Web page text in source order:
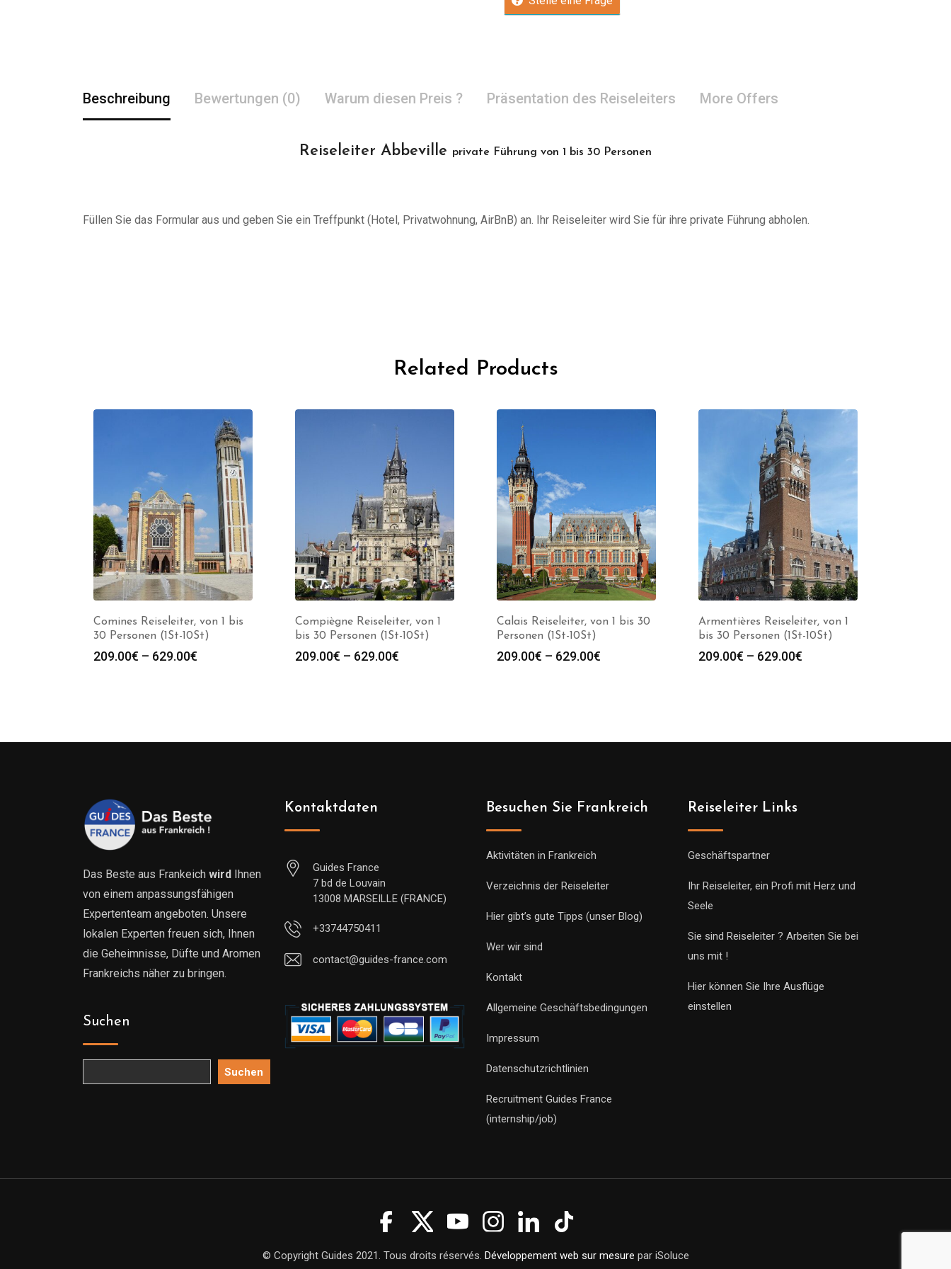
Beschreibung Bewertungen (0) Warum diesen Preis ? Präsentation des Reiseleiters More Offers
Reiseleiter Abbeville private Führung von 1 bis 30 Personen
Füllen Sie das Formular aus und geben Sie ein Treffpunkt (Hotel, Privatwohnung, AirBnB) an. Ihr Reiseleiter wird Sie für ihre private Führung abholen.
Related Products
Comines Reiseleiter, von 1 bis
30 Personen (1St-10St)
209.00€ – 629.00€
Compiègne Reiseleiter, von 1
bis 30 Personen (1St-10St)
209.00€ – 629.00€
Calais Reiseleiter, von 1 bis 30
Personen (1St-10St)
209.00€ – 629.00€
Armentières Reiseleiter, von 1
bis 30 Personen (1St-10St)
209.00€ – 629.00€
Das Beste aus Frankeich wird Ihnen
von einem anpassungsfähigen
Expertenteam angeboten. Unsere
lokalen Experten freuen sich, Ihnen
die Geheimnisse, Düfte und Aromen
Frankreichs näher zu bringen.
Suchen
Suchen
Kontaktdaten
Guides France
7 bd de Louvain
13008 MARSEILLE (FRANCE)
+33744750411
contact@guides-france.com
Besuchen Sie Frankreich
Aktivitäten in Frankreich
Verzeichnis der Reiseleiter
Hier gibt’s gute Tipps (unser Blog)
Wer wir sind
Kontakt
Allgemeine Geschäftsbedingungen
Impressum
Datenschutzrichtlinien
Recruitment Guides France
(internship/job)
Reiseleiter Links
Geschäftspartner
Ihr Reiseleiter, ein Profi mit Herz und
Seele
Sie sind Reiseleiter ? Arbeiten Sie bei
uns mit !
Hier können Sie Ihre Ausflüge
einstellen
© Copyright Guides 2021. Tous droits réservés. Développement web sur mesure par iSoluce